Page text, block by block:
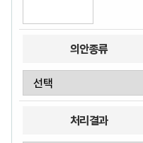
의안종류
처리결과